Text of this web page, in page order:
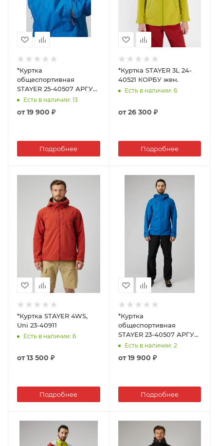
*Куртка
общеспортивная
STAYER 25-40507 АРГУТ
муж.Есть в наличии: 13
от19 900 ₽
Подробнее
*Куртка STAYER 3L 24-
40521 КОРБУ жен.
Есть в наличии: 6
от26 300 ₽
Подробнее
*Куртка STAYER 4WS,
Uni 23-40911
Есть в наличии: 6
от13 500 ₽
Подробнее
*Куртка
общеспортивная
STAYER 23-40507 АРГУТ
МужЕсть в наличии: 2
от19 900 ₽
Подробнее